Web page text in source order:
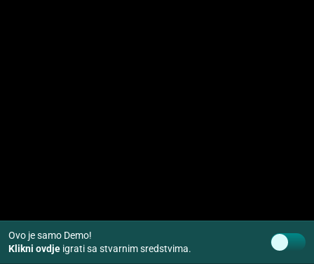
Ovo je samo Demo!
Klikni ovdje igrati sa stvarnim sredstvima.